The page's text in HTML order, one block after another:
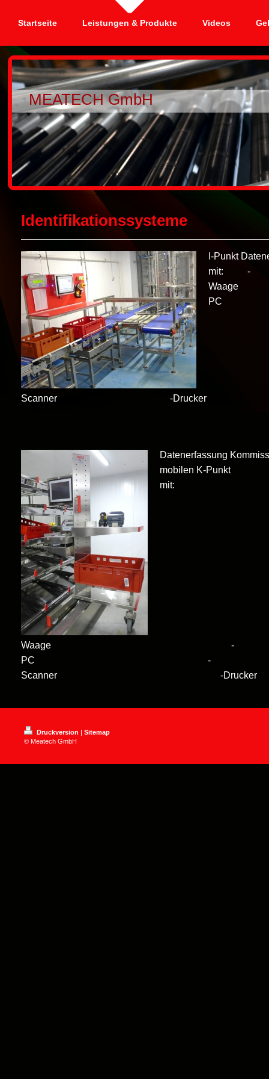
Startseite Leistungen & Produkte Videos
MEATECH GmbH
Identifikationssysteme
I-Punkt
mit: -
PC
Scanner -Drucker
Datenerfassung
mobilen K-Punkt
Waage -
PC -
Scanner -Drucker
Druckversion | Sitemap
© Meatech GmbH